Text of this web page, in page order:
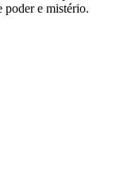
poder e mistério.